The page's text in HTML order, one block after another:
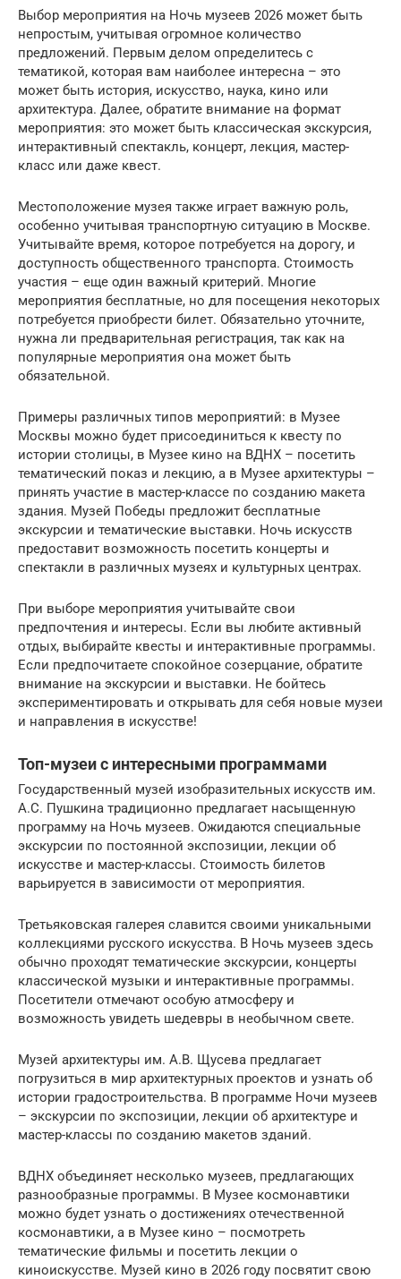
Выбор мероприятия на Ночь музеев 2026 может быть
непростым, учитывая огромное количество
предложений. Первым делом определитесь с
тематикой, которая вам наиболее интересна – это
может быть история, искусство, наука, кино или
архитектура. Далее, обратите внимание на формат
мероприятия: это может быть классическая экскурсия,
интерактивный спектакль, концерт, лекция, мастер-
класс или даже квест.
Местоположение музея также играет важную роль,
особенно учитывая транспортную ситуацию в Москве.
Учитывайте время, которое потребуется на дорогу, и
доступность общественного транспорта. Стоимость
участия – еще один важный критерий. Многие
мероприятия бесплатные, но для посещения некоторых
потребуется приобрести билет. Обязательно уточните,
нужна ли предварительная регистрация, так как на
популярные мероприятия она может быть
обязательной.
Примеры различных типов мероприятий: в Музее
Москвы можно будет присоединиться к квесту по
истории столицы, в Музее кино на ВДНХ – посетить
тематический показ и лекцию, а в Музее архитектуры –
принять участие в мастер-классе по созданию макета
здания. Музей Победы предложит бесплатные
экскурсии и тематические выставки. Ночь искусств
предоставит возможность посетить концерты и
спектакли в различных музеях и культурных центрах.
При выборе мероприятия учитывайте свои
предпочтения и интересы. Если вы любите активный
отдых, выбирайте квесты и интерактивные программы.
Если предпочитаете спокойное созерцание, обратите
внимание на экскурсии и выставки. Не бойтесь
экспериментировать и открывать для себя новые музеи
и направления в искусстве!
Топ-музеи с интересными программами
Государственный музей изобразительных искусств им.
А.С. Пушкина традиционно предлагает насыщенную
программу на Ночь музеев. Ожидаются специальные
экскурсии по постоянной экспозиции, лекции об
искусстве и мастер-классы. Стоимость билетов
варьируется в зависимости от мероприятия.
Третьяковская галерея славится своими уникальными
коллекциями русского искусства. В Ночь музеев здесь
обычно проходят тематические экскурсии, концерты
классической музыки и интерактивные программы.
Посетители отмечают особую атмосферу и
возможность увидеть шедевры в необычном свете.
Музей архитектуры им. А.В. Щусева предлагает
погрузиться в мир архитектурных проектов и узнать об
истории градостроительства. В программе Ночи музеев
– экскурсии по экспозиции, лекции об архитектуре и
мастер-классы по созданию макетов зданий.
ВДНХ объединяет несколько музеев, предлагающих
разнообразные программы. В Музее космонавтики
можно будет узнать о достижениях отечественной
космонавтики, а в Музее кино – посмотреть
тематические фильмы и посетить лекции о
киноискусстве. Музей кино в 2026 году посвятит свою